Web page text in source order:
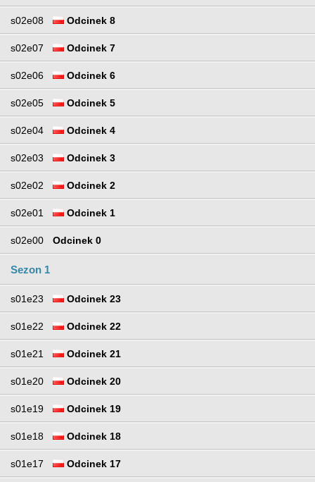
s02e08 Odcinek 8
s02e07 Odcinek 7
s02e06 Odcinek 6
s02e05 Odcinek 5
s02e04 Odcinek 4
s02e03 Odcinek 3
s02e02 Odcinek 2
s02e01 Odcinek 1
s02e00 Odcinek 0
Sezon 1
s01e23 Odcinek 23
s01e22 Odcinek 22
s01e21 Odcinek 21
s01e20 Odcinek 20
s01e19 Odcinek 19
s01e18 Odcinek 18
s01e17 Odcinek 17